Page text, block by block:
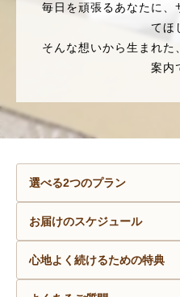
毎日を頑張るあなたに、
てほ
そんな想いから生まれ
案内
選べる2つのプラン
お届けのスケジュール
心地よく続けるための特典